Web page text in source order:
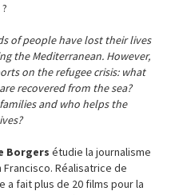
of people have lost their lives
the Mediterranean. However,
on the refugee crisis: what
recovered from the sea?
and who helps the
Borgers étudie la journalisme
Réalisatrice de
a fait plus de 20 films pour la